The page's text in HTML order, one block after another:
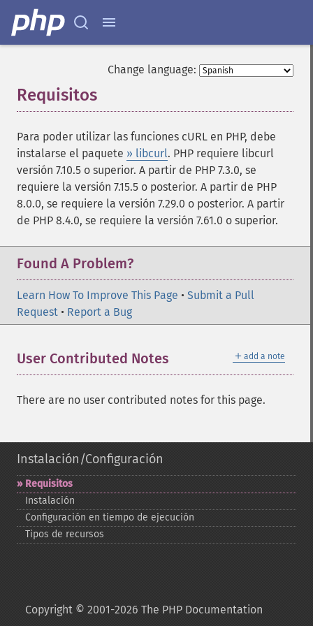
Change language:
Requisitos
Para poder utilizar las funciones cURL en PHP, debe
instalarse el paquete » libcurl. PHP requiere libcurl
versión 7.10.5 o superior. A partir de PHP 7.3.0, se
requiere la versión 7.15.5 o posterior. A partir de PHP
8.0.0, se requiere la versión 7.29.0 o posterior. A partir
de PHP 8.4.0, se requiere la versión 7.61.0 o superior.
Found A Problem?
Learn How To Improve This Page • Submit a Pull
Request • Report a Bug
＋ add a note
User Contributed Notes
There are no user contributed notes for this page.
Instalación/Configuración
Requisitos
Instalación
Configuración en tiempo de ejecución
Tipos de recursos
Copyright © 2001-2026 The PHP Documentation